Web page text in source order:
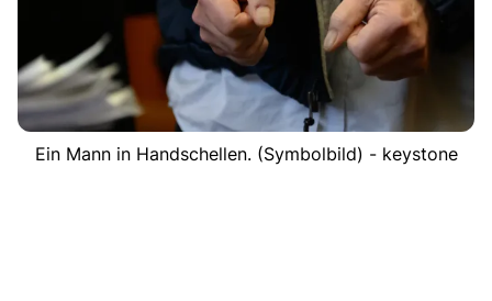
Ein Mann in Handschellen. (Symbolbild) - keystone